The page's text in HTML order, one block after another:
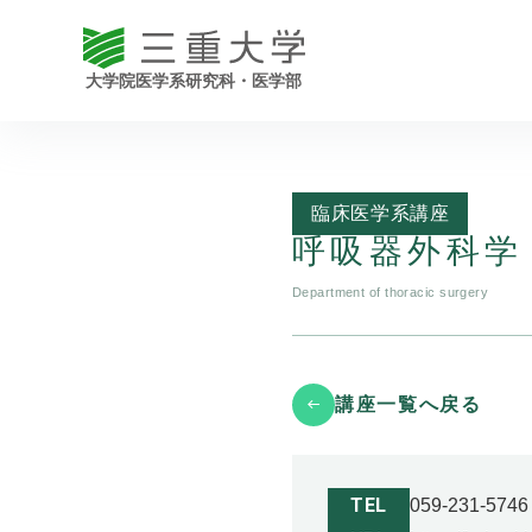
臨床医学系講座
呼吸器外科学
Department of thoracic surgery
講座一覧へ戻る
TEL 059-231-5746